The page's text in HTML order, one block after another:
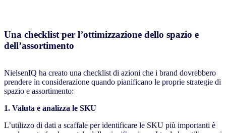
Una checklist per l’ottimizzazione dello spazio e
dell’assortimento
NielsenIQ ha creato una checklist di azioni che i brand dovrebbero
prendere in considerazione quando pianificano le proprie strategie di
spazio e assortimento:
1. Valuta e analizza le SKU
L’utilizzo di dati a scaffale per identificare le SKU più importanti è